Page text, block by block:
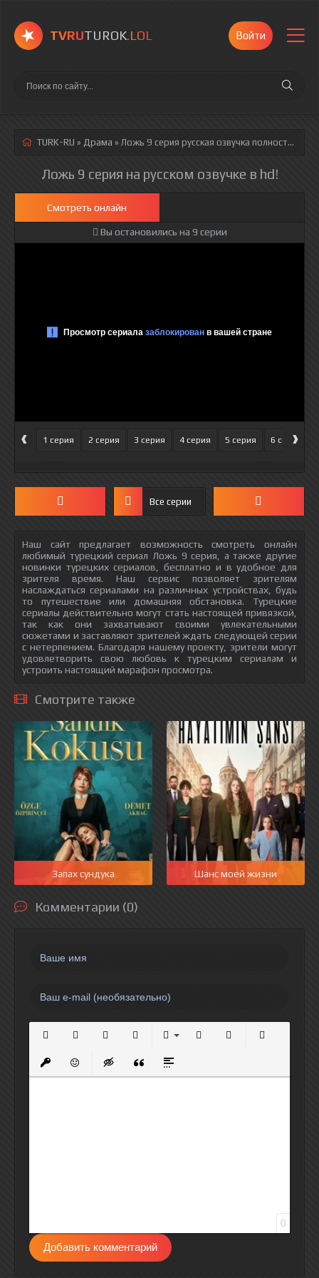
TVRUTUROK.LOL Войти
TURK-RU » Драма » Ложь 9 серия русская озвучка полностью смотреть онлайн!
Ложь 9 серия на русском озвучке в hd!
Смотреть онлайн
Вы остановились на 9 серии
‹ 1 серия 2 серия 3 серия 4 серия 5 серия 6 серия
›
Все серии
Наш сайт предлагает возможность смотреть онлайн
любимый турецкий сериал Ложь 9 серия, а также другие
новинки турецких сериалов, бесплатно и в удобное для
зрителя время. Наш сервис позволяет зрителям
наслаждаться сериалами на различных устройствах, будь
то путешествие или домашняя обстановка. Турецкие
сериалы действительно могут стать настоящей привязкой,
так как они захватывают своими увлекательными
сюжетами и заставляют зрителей ждать следующей серии
с нетерпением. Благодаря нашему проекту, зрители могут
удовлетворить свою любовь к турецким сериалам и
устроить настоящий марафон просмотра.
Смотрите также
Запах сундука Шанс моей жизни
Комментарии (0)
Вставить защищенную ссылку
Вставить смайлик
Вставка скрытого текста
Вставка цитаты
Вставка спойлера
0
Добавить комментарий